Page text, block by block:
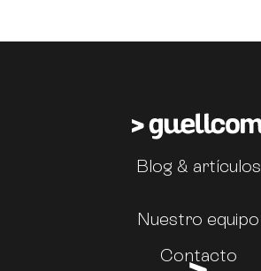
Blog & artículos
Nuestro equipo
Contacto